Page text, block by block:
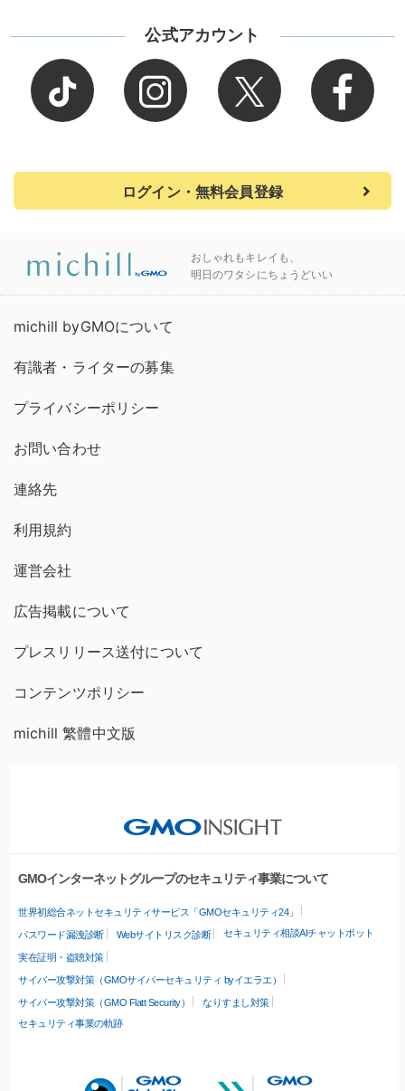
公式アカウント
ログイン・無料会員登録
おしゃれもキレイも、
明日のワタシにちょうどいい
michill byGMOについて
有識者・ライターの募集
プライバシーポリシー
お問い合わせ
連絡先
利用規約
運営会社
広告掲載について
プレスリリース送付について
コンテンツポリシー
michill 繁體中文版
GMOインターネットグループのセキュリティ事業について
世界初総合ネットセキュリティサービス「GMOセキュリティ24」
パスワード漏洩診断 Webサイトリスク診断 セキュリティ相談AIチャットボット
実在証明・盗聴対策
サイバー攻撃対策（GMOサイバーセキュリティ byイエラエ）
サイバー攻撃対策（GMO Flatt Security）
なりすまし対策
セキュリティ事業の軌跡